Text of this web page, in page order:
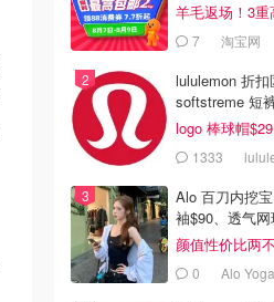
羊毛返场！3
7 淘宝网
lululemon 折
softstreme 短
$88)
logo 棒球帽$29
1333
Alo 百刀内挖
袖$90、透气
颜值性价比两
折起0 Alo Yoga